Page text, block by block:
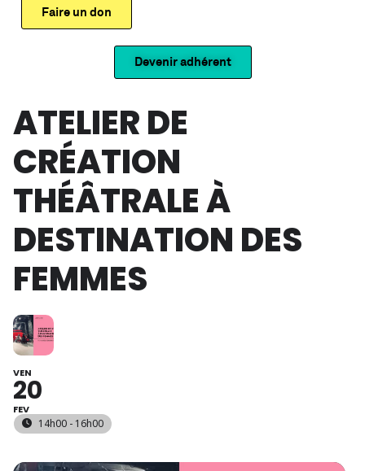
Faire un don
Devenir adhérent
ATELIER DE
CRÉATION
THÉÂTRALE À
DESTINATION DES
FEMMES
VEN
20
FEV
14h00 - 16h00